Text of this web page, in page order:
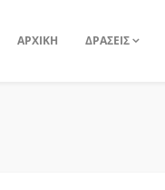
ΑΡΧΙΚΗ ΔΡΑΣΕΙΣ